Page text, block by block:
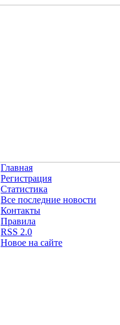
Главная
Регистрация
Статистика
Все последние новости
Контакты
Правила
RSS 2.0
Новое на сайте